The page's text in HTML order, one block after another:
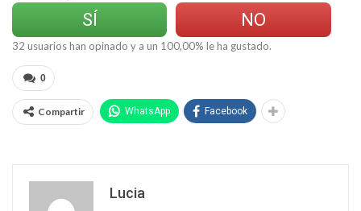
SÍ
NO
32 usuarios han opinado y a un 100,00% le ha gustado.
0
Compartir WhatsApp Facebook
Lucia